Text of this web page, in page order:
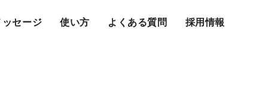
セージ 使い方 よくある質問 採用情報